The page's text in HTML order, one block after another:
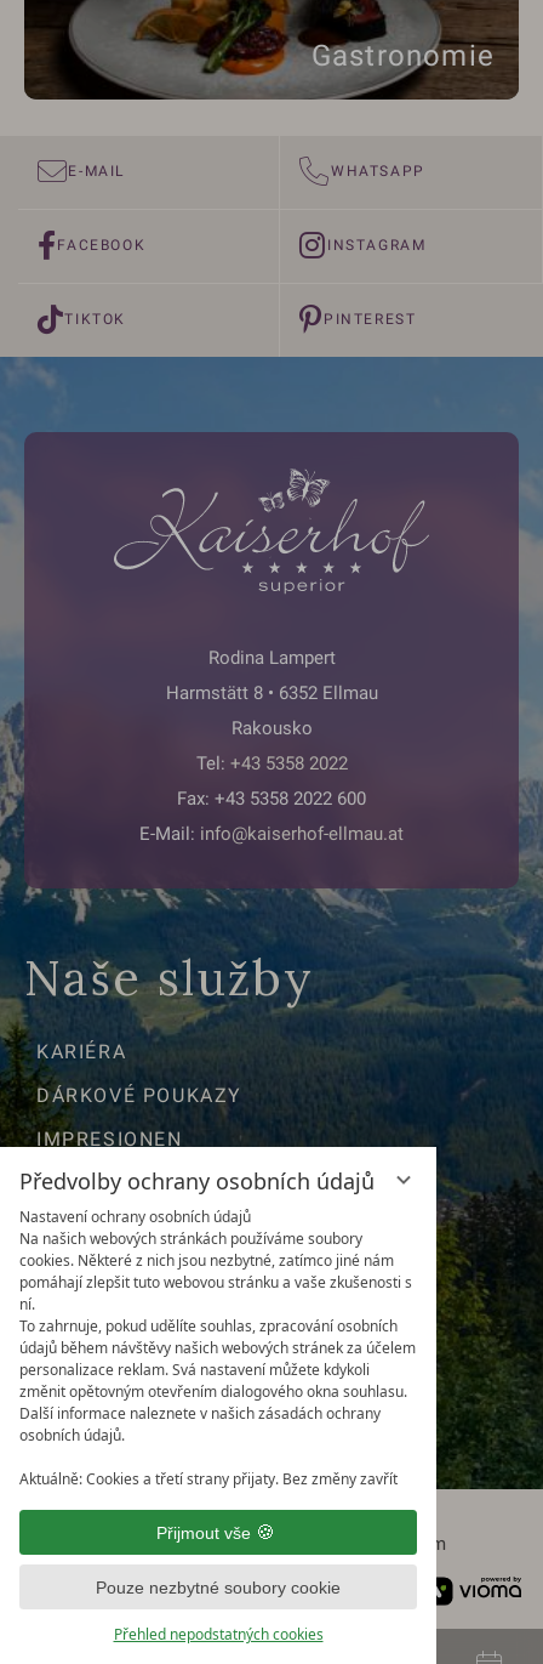
Předvolby ochrany osobních údajů
Nastavení ochrany osobních údajů
Na našich webových stránkách používáme soubory
cookies. Některé z nich jsou nezbytné, zatímco jiné nám
pomáhají zlepšit tuto webovou stránku a vaše zkušenosti s
ní.
To zahrnuje, pokud udělíte souhlas, zpracování osobních
údajů během návštěvy našich webových stránek za účelem
personalizace reklam. Svá nastavení můžete kdykoli
změnit opětovným otevřením dialogového okna souhlasu.
Další informace naleznete v našich zásadách ochrany
osobních údajů.
Aktuálně: Cookies a třetí strany přijaty. Bez změny zavřít
Přijmout vše
Pouze nezbytné soubory cookie
Přehled nepodstatných cookies
+43 5358 2022
info@kaiserhof-ellmau.at
Gastronomie
E-MAIL WHATSAPP
FACEBOOK INSTAGRAM
TIKTOK PINTEREST
Rodina Lampert
Harmstätt 8 • 6352 Ellmau
Rakousko
Tel: +43 5358 2022
Fax: +43 5358 2022 600
E-Mail: info@kaiserhof-ellmau.at
Naše služby
KARIÉRA
DÁRKOVÉ POUKAZY
IMPRESIONEN
POLOHA & CESTY
NEWSLETTER
POČASÍ & WEBKAMERA
DOBRÉ VĚDĚT
OCENĚNÍ & RECENZE
Ochrana osobních údajů
Nastavení ochrany osobních údajů
Impressum
Obchodní podmínky (AGB)